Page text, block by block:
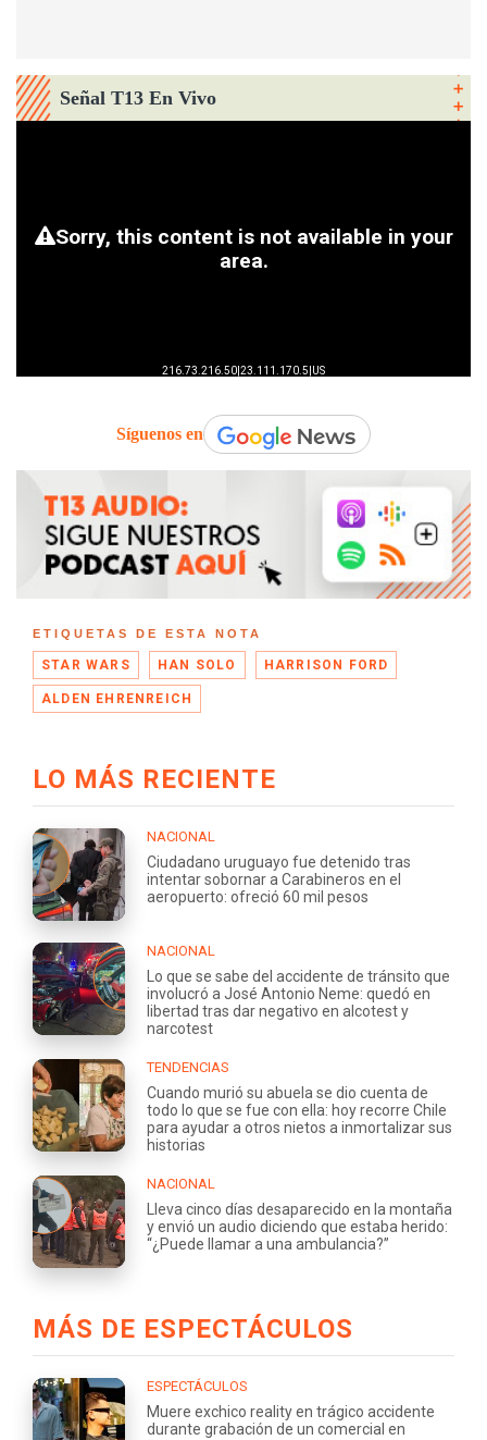
Señal T13 En Vivo
Síguenos en
ETIQUETAS DE ESTA NOTA
STAR WARS HAN SOLO HARRISON FORD
ALDEN EHRENREICH
LO MÁS RECIENTE
NACIONAL
Ciudadano uruguayo fue detenido tras
intentar sobornar a Carabineros en el
aeropuerto: ofreció 60 mil pesos
NACIONAL
Lo que se sabe del accidente de tránsito que
involucró a José Antonio Neme: quedó en
libertad tras dar negativo en alcotest y
narcotest
TENDENCIAS
Cuando murió su abuela se dio cuenta de
todo lo que se fue con ella: hoy recorre Chile
para ayudar a otros nietos a inmortalizar sus
historias
NACIONAL
Lleva cinco días desaparecido en la montaña
y envió un audio diciendo que estaba herido:
“¿Puede llamar a una ambulancia?”
MÁS DE ESPECTÁCULOS
ESPECTÁCULOS
Muere exchico reality en trágico accidente
durante grabación de un comercial en